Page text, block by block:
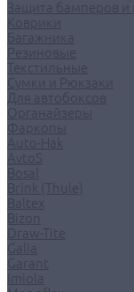
Защита бамперов и
Коврики
Багажника
Резиновые
Текстильные
Сумки и Рюкзаки
Для автобоксов
Органайзеры
Фаркопы
Auto-Hak
AvtoS
Bosal
Brink (Thule)
Baltex
Bizon
Draw-Tite
Galia
Garant
Imiola